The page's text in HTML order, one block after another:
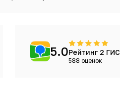
5.0Рейтинг 2 ГИС
588 оценок